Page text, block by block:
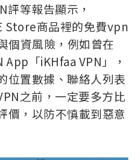
評等報告顯示，
Store商品裡的免費vpn
個資風險，例如曾在
「iKHfaa VPN」，
位置數據、聯絡人列表
之前，一定要多方比
價，以防不慎載到惡意